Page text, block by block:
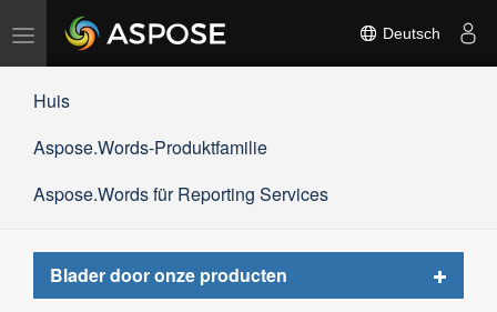
Navigation
umschalten
Deutsch
Huis
Aspose.Words-Produktfamilie
Aspose.Words für Reporting Services
Blader door onze producten
Toggle